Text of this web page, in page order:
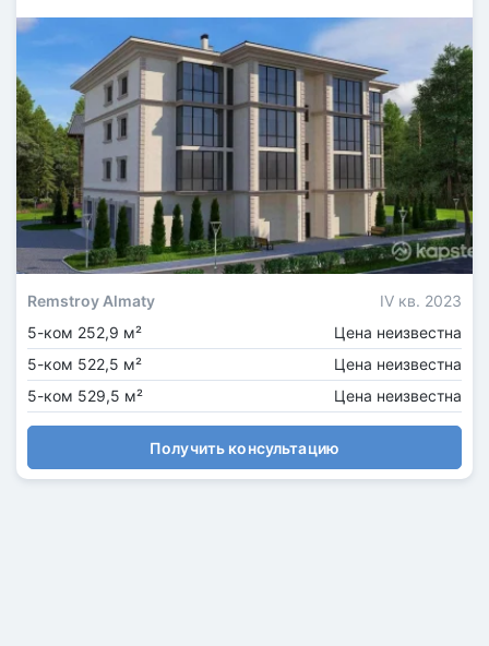
Remstroy Almaty
IV кв. 2023
5-ком 252,9 м²
Цена неизвестна
5-ком 522,5 м²
Цена неизвестна
5-ком 529,5 м²
Цена неизвестна
Получить консультацию